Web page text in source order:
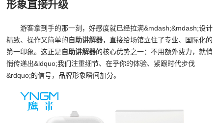
形象直接升级
游客拿到手的那一刻，好感度就已经拉满&mdash;&mdash;设计
精致、操作又简单的自助讲解器，直接给场馆立住了专业、国际化的
第一印象。这正是自助讲解器的核心优势之一：不用额外费力，就悄
悄传递出&ldquo;我们注重细节、在乎你的体验、紧跟时代步伐
&rdquo;的信号，品牌形象瞬间加分。